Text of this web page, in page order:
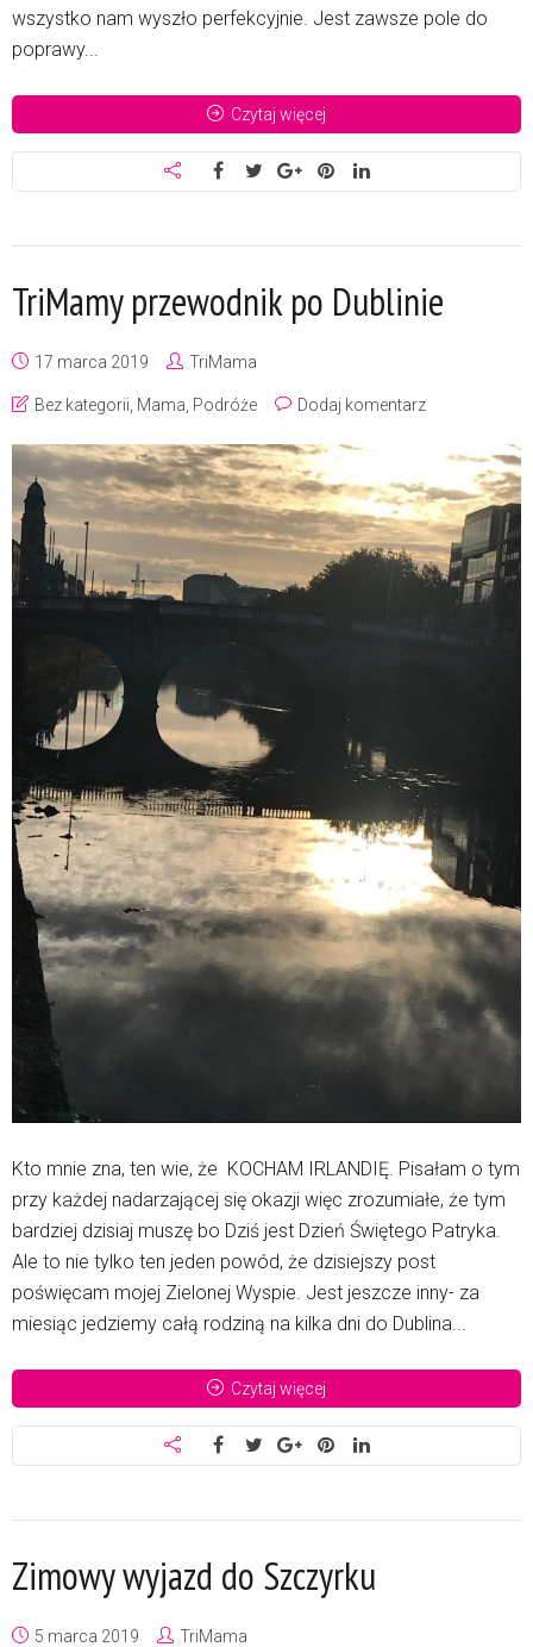
wszystko nam wyszło perfekcyjnie. Jest zawsze pole do
poprawy...
Czytaj więcej
TriMamy przewodnik po Dublinie
17 marca 2019 TriMama
Bez kategorii Mama Podróże Dodaj komentarz
Kto mnie zna, ten wie, że KOCHAM IRLANDIĘ. Pisałam o tym
przy każdej nadarzającej się okazji więc zrozumiałe, że tym
bardziej dzisiaj muszę bo Dziś jest Dzień Świętego Patryka.
Ale to nie tylko ten jeden powód, że dzisiejszy post
poświęcam mojej Zielonej Wyspie. Jest jeszcze inny- za
miesiąc jedziemy całą rodziną na kilka dni do Dublina...
Czytaj więcej
Zimowy wyjazd do Szczyrku
5 marca 2019 TriMama